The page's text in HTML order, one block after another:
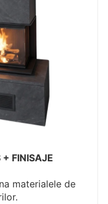
FINISAJE
materialele de